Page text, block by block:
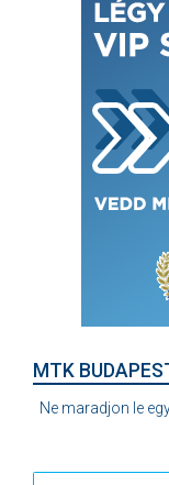
MTK
Ne maradjon le